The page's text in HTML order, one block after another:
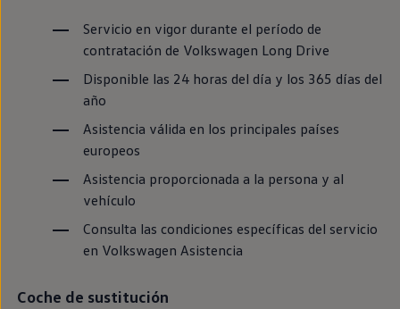
Recambios Volkswagen
Accesorios y merchandising
Seguridad
Transporte
Carga
Merchandising
Todo sobre tu Volkswagen
Tu coche conectado
Luces de advertencia
Manuales del coche
Accede a My Volkswagen
Todo sobre tu Volkswagen
Modelos anteriores
Servicio en vigor durante el período de
contratación de Volkswagen Long Drive
Disponible las 24 horas del día y los 365 días del
año
Asistencia válida en los principales países
europeos
Asistencia proporcionada a la persona y al
vehículo
Consulta las condiciones específicas del servicio
en Volkswagen Asistencia
Coche de sustitución